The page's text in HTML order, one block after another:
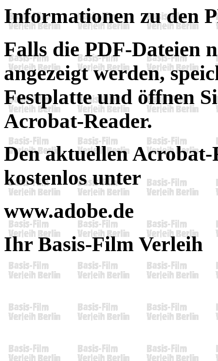
Informationen zu den
Falls die PDF-Dateien
angezeigt werden,
Festplatte und öffnen
Acrobat-Reader.
Den aktuellen Acrobat-
kostenlos unter
www.adobe.de
Ihr Basis-Film Verleih